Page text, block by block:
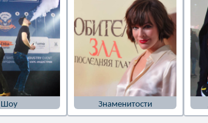
Шоу Знаменитости